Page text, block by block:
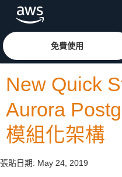
跳至主要內容按一下這裡可返回
免費使用
New Quick
Aurora
模組化架構
張貼日期: May 24, 2019